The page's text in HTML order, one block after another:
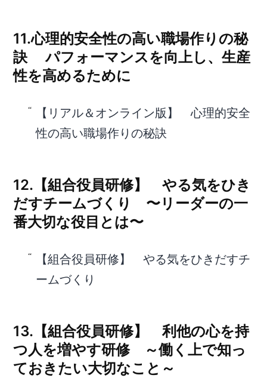
11.心理的安全性の高い職場作りの秘
訣 パフォーマンスを向上し、生産
性を高めるために
【リアル＆オンライン版】 心理的安全
性の高い職場作りの秘訣
12.【組合役員研修】 やる気をひき
だすチームづくり 〜リーダーの一
番大切な役目とは〜
【組合役員研修】 やる気をひきだすチ
ームづくり
13.【組合役員研修】 利他の心を持
つ人を増やす研修 ～働く上で知っ
ておきたい大切なこと～